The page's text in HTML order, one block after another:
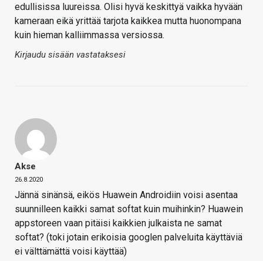
edullisissa luureissa. Olisi hyvä keskittyä vaikka hyvään
kameraan eikä yrittää tarjota kaikkea mutta huonompana
kuin hieman kalliimmassa versiossa.
Kirjaudu sisään vastataksesi
Akse
26.8.2020
Jännä sinänsä, eikös Huawein Androidiin voisi asentaa
suunnilleen kaikki samat softat kuin muihinkin? Huawein
appstoreen vaan pitäisi kaikkien julkaista ne samat
softat? (toki jotain erikoisia googlen palveluita käyttäviä
ei välttämättä voisi käyttää)